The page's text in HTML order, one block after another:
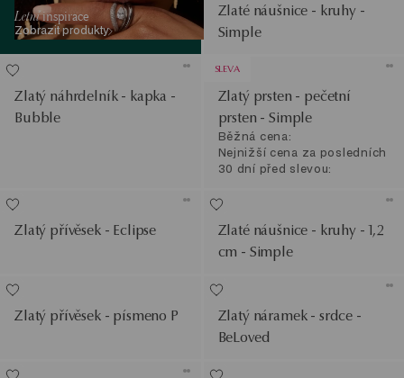
Letníinspirace
Zobrazit produkty
Zlaté náušnice - kruhy -
Simple
Zlatý náhrdelník - kapka -
Bubble
SLEVA
Zlatý prsten - pečetní
prsten - Simple
Běžná cena:
Nejnižší cena za posledních
30 dní před slevou:
Zlatý přívěsek - Eclipse
Zlaté náušnice - kruhy - 1,2
cm - Simple
Zlatý přívěsek - písmeno P
Zlatý náramek - srdce -
BeLoved